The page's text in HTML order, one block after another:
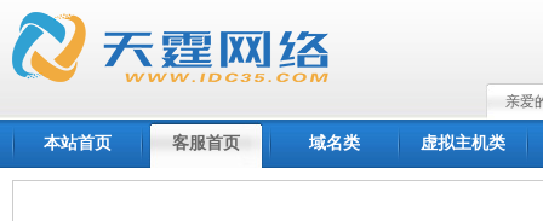
亲爱
本站首页 客服首页 域名类 虚拟主机类